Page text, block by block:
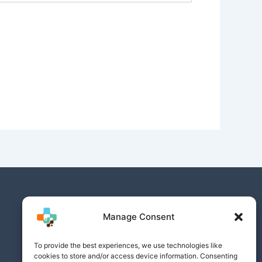
Manage Consent
To provide the best experiences, we use technologies like
cookies to store and/or access device information. Consenting